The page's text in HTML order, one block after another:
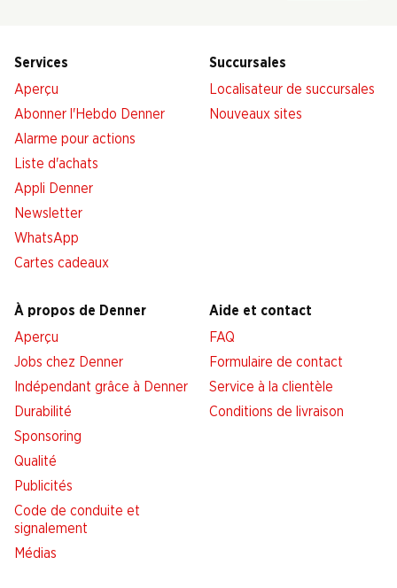
Services
Aperçu
Abonner l'Hebdo Denner
Alarme pour actions
Liste d'achats
Appli Denner
Newsletter
WhatsApp
Cartes cadeaux
Succursales
Localisateur de succursales
Nouveaux sites
À propos de Denner
Aperçu
Jobs chez Denner
Indépendant grâce à Denner
Durabilité
Sponsoring
Qualité
Publicités
Code de conduite et
signalement
Médias
Aide et contact
FAQ
Formulaire de contact
Service à la clientèle
Conditions de livraison